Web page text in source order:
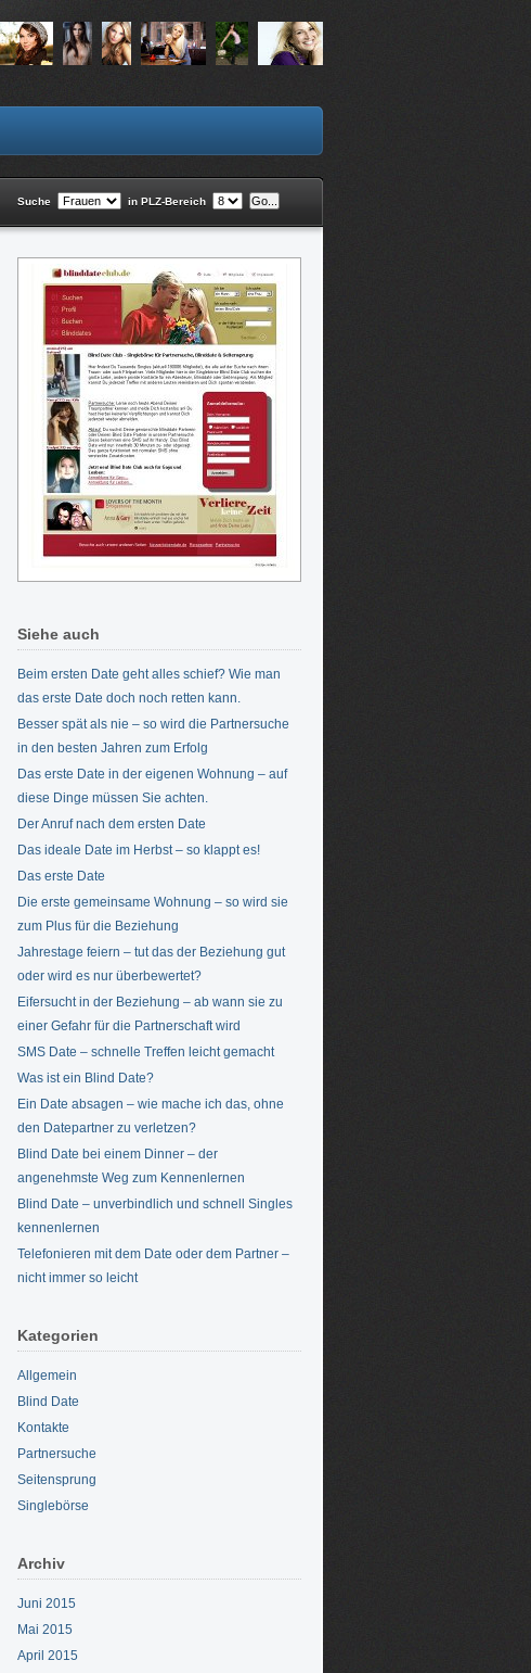
Suche in PLZ-Bereich
Siehe auch
Beim ersten Date geht alles schief? Wie man
das erste Date doch noch retten kann.
Besser spät als nie – so wird die Partnersuche
in den besten Jahren zum Erfolg
Das erste Date in der eigenen Wohnung – auf
diese Dinge müssen Sie achten.
Der Anruf nach dem ersten Date
Das ideale Date im Herbst – so klappt es!
Das erste Date
Die erste gemeinsame Wohnung – so wird sie
zum Plus für die Beziehung
Jahrestage feiern – tut das der Beziehung gut
oder wird es nur überbewertet?
Eifersucht in der Beziehung – ab wann sie zu
einer Gefahr für die Partnerschaft wird
SMS Date – schnelle Treffen leicht gemacht
Was ist ein Blind Date?
Ein Date absagen – wie mache ich das, ohne
den Datepartner zu verletzen?
Blind Date bei einem Dinner – der
angenehmste Weg zum Kennenlernen
Blind Date – unverbindlich und schnell Singles
kennenlernen
Telefonieren mit dem Date oder dem Partner –
nicht immer so leicht
Kategorien
Allgemein
Blind Date
Kontakte
Partnersuche
Seitensprung
Singlebörse
Archiv
Juni 2015
Mai 2015
April 2015